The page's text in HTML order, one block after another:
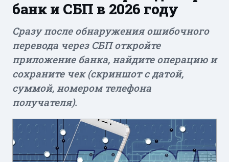
банк и СБП в 2026 году
Сразу после обнаружения ошибочного
перевода через СБП откройте
приложение банка, найдите операцию и
сохраните чек (скриншот с датой,
суммой, номером телефона
получателя).